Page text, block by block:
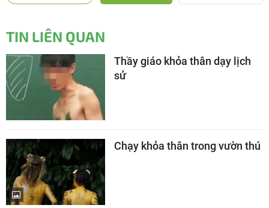
TIN LIÊN QUAN
Thầy giáo khỏa thân dạy lịch
sử
Chạy khỏa thân trong vườn thú